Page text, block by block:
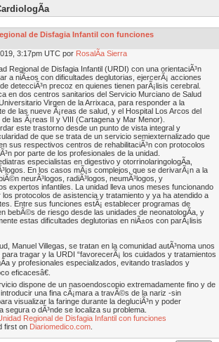
de Disfagia Infantil con funciones
3:17pm UTC por RosalÃ­a Sierra
Regional de Disfagia Infantil (URDI) con una orientaciÃ³n
a niÃ±os con dificultades deglutorias, ejercerÃ¡ acciones
detecciÃ³n precoz en quienes tienen parÃ¡lisis cerebral.
en dos centros sanitarios del Servicio Murciano de Salud
Virgen de la Arrixaca, para responder a la
de las nueve Ã¡reas de salud, y el Hospital Los Arcos del
las Ã¡reas II y VIII (Cartagena y Mar Menor).
este trastorno desde un punto de vista integral y
de que se trata de un servicio semiexternalizado que
sus respectivos centros de rehabilitaciÃ³n con protocolos
por parte de los profesionales de la unidad.
especialistas en digestivo y otorrinolaringologÃ­a,
En los casos mÃ¡s complejos, que se derivarÃ¡n a la
neurÃ³logos, radiÃ³logos, neumÃ³logos, y
expertos infantiles. La unidad lleva unos meses funcionando
protocolos de asistencia y tratamiento y ya ha atendido a
Entre sus funciones estÃ¡ establecer programas de
bebÃ©s de riesgo desde las unidades de neonatologÃ­a, y
estas dificultades deglutorias en niÃ±os con parÃ¡lisis
Manuel Villegas, se tratan en la comunidad autÃ³noma unos
tragar y la URDI “favorecerÃ¡ los cuidados y tratamientos
y profesionales especializados, evitando traslados y
eficacesâ€.
dispone de un nasoendoscopio extremadamente fino y de
una fina cÃ¡mara a travÃ©s de la nariz -sin
visualizar la faringe durante la degluciÃ³n y poder
segura o dÃ³nde se localiza su problema.
Regional de Disfagia Infantil con funciones
first on Diariomedico.com